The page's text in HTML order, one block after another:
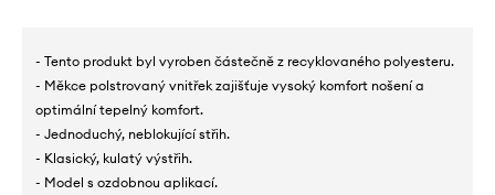
- Tento produkt byl vyroben částečně z recyklovaného polyesteru.
- Měkce polstrovaný vnitřek zajišťuje vysoký komfort nošení a
optimální tepelný komfort.
- Jednoduchý, neblokující střih.
- Klasický, kulatý výstřih.
- Model s ozdobnou aplikací.